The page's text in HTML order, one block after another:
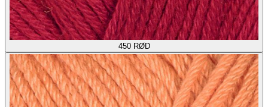
450 RØD